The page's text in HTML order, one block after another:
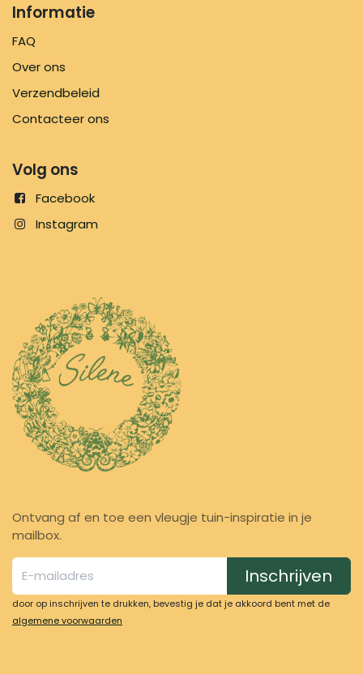
Informatie
FAQ
Over ons
Verzendbeleid
Contacteer ons
Volg ons
Facebook
Instagram
Ontvang af en toe een vleugje tuin-inspiratie in je
mailbox.
Inschrijven
door op inschrijven te drukken, bevestig je dat je akkoord bent met de
algemene voorwaarden